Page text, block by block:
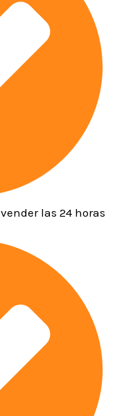
las 24 horas